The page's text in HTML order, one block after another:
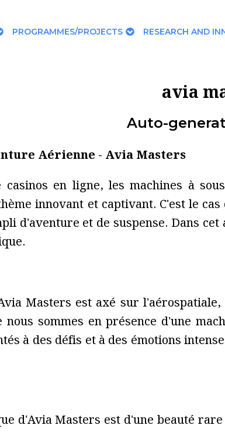
PROGRAMMES/PROJECTS RESEARCH AND
avia
Auto-
Aérienne - Avia Masters
en ligne, les machines à
innovant et captivant. C'est le
d'aventure et de suspense. Dans
Masters est axé sur
sommes en présence d'une
à des défis et à des émotions
d'Avia Masters est d'une beauté